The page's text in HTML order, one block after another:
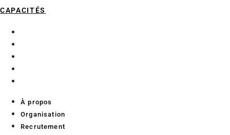
CAPACITÉS
À propos
Organisation
Recrutement